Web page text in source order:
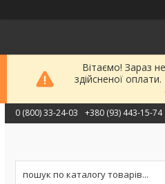
Вітаємо! Зараз
здійсненої
0 (800) 33-24-03 +380 (93) 443-15-74